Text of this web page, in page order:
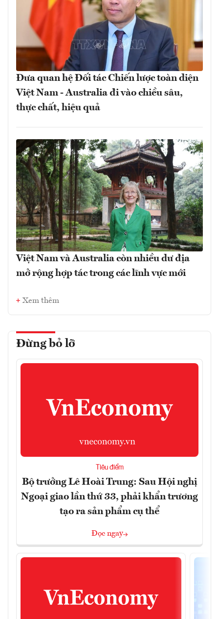
Đưa quan hệ Đối tác Chiến lược toàn diện
Việt Nam - Australia đi vào chiều sâu,
thực chất, hiệu quả
Việt Nam và Australia còn nhiều dư địa
mở rộng hợp tác trong các lĩnh vực mới
Xem thêm
Đừng bỏ lỡ
Tiêu điểm
Bộ trưởng Lê Hoài Trung: Sau Hội nghị
Ngoại giao lần thứ 33, phải khẩn trương
tạo ra sản phẩm cụ thể
Đọc ngay